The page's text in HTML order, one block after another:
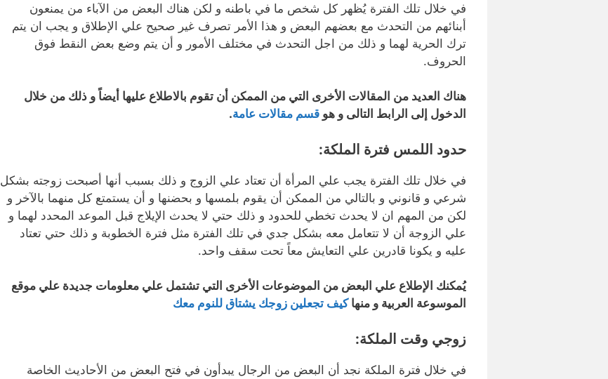
في خلال تلك الفترة يُظهر كل شخص ما في باطنه و لكن هناك البعض من الآباء من يمنعون
أبنائهم من التحدث مع بعضهم البعض و هذا الأمر تصرف غير صحيح علي الإطلاق و يجب ان يتم
ترك الحرية لهما و ذلك من اجل التحدث في مختلف الأمور و أن يتم وضع بعض النقط فوق
الحروف.
هناك العديد من المقالات الأخرى التي من الممكن أن تقوم بالاطلاع عليها أيضاً و ذلك من خلال
الدخول إلى الرابط التالى و هو قسم مقالات عامة.
حدود اللمس فترة الملكة:
في خلال تلك الفترة يجب علي المرأة أن تعتاد علي الزوج و ذلك بسبب أنها أصبحت زوجته بشكل
شرعي و قانوني و بالتالي من الممكن أن يقوم بلمسها و بحضنها و أن يستمتع كل منهما بالآخر و
لكن من المهم ان لا يحدث تخطي للحدود و ذلك حتي لا يحدث الإيلاج قبل الموعد المحدد لهما و
علي الزوجة أن لا تتعامل معه بشكل جدي في تلك الفترة مثل فترة الخطوبة و ذلك حتي تعتاد
عليه و يكونا قادرين علي التعايش معاً تحت سقف واحد.
يُمكنك الإطلاع علي البعض من الموضوعات الأخرى التي تشتمل علي معلومات جديدة علي موقع
الموسوعة العربية و منهاكيف تجعلين زوجك يشتاق للنوم معك
زوجي وقت الملكة:
في خلال فترة الملكة نجد أن البعض من الرجال يبدأون في فتح البعض من الأحاديث الخاصة